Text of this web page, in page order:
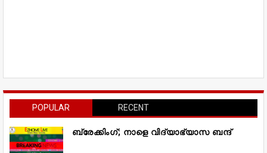
POPULAR RECENT
ബ്രേക്കിംഗ്; നാളെ വിദ്യാഭ്യാസ ബന്ദ്